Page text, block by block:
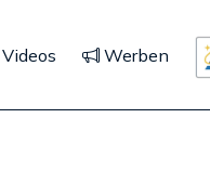
Videos Werben